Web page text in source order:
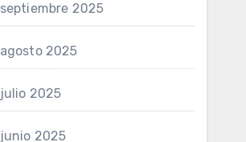
septiembre 2025
agosto 2025
julio 2025
junio 2025